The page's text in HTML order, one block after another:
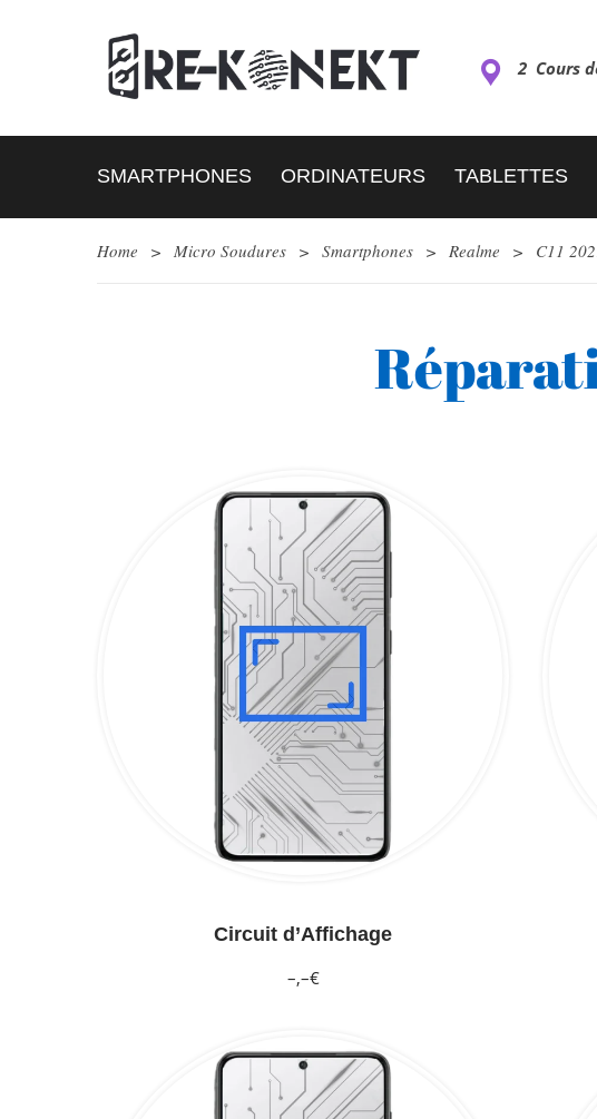
2 Cours
SMARTPHONES ORDINATEURS TABLETTES
Home > Micro Soudures > Smartphones > Realme > C11
Circuit d’Affichage
–,–€